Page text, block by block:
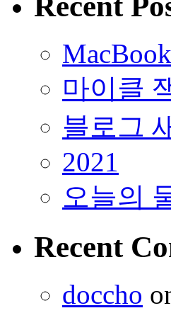
마이클
블로그
2021
오늘의
Recent
doccho